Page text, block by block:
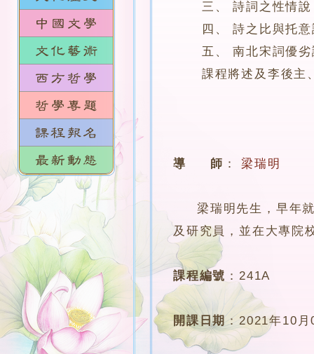
三、 詩詞之性情說
四、 詩之比與托意
五、 南北宋詞優劣
課程將述及李後主、
導 師 ： 梁瑞明
梁瑞明先生，早年就
及研究員，並在大專院
課程編號 ：241A
開課日期 ：2021年10月